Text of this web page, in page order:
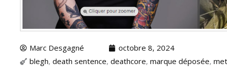
Marc Desgagné
octobre 8, 2024
blegh, death sentence, deathcore, marque déposée,